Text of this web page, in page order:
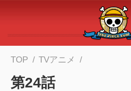
メインコンテンツへスキップ
TOP TVアニメ
第24話